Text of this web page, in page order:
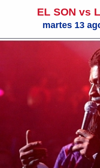
EL SON vs
martes 13